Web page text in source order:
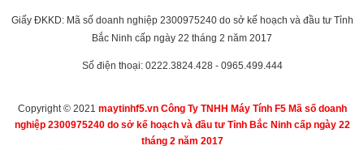
Giấy ĐKKD: Mã số doanh nghiệp 2300975240 do sở kế hoạch và đầu tư Tỉnh
Bắc Ninh cấp ngày 22 tháng 2 năm 2017
Số điện thoại: 0222.3824.428 - 0965.499.444
Copyright © 2021 maytinhf5.vn Công Ty TNHH Máy Tính F5 Mã số doanh
nghiệp 2300975240 do sở kế hoạch và đầu tư Tỉnh Bắc Ninh cấp ngày 22
tháng 2 năm 2017